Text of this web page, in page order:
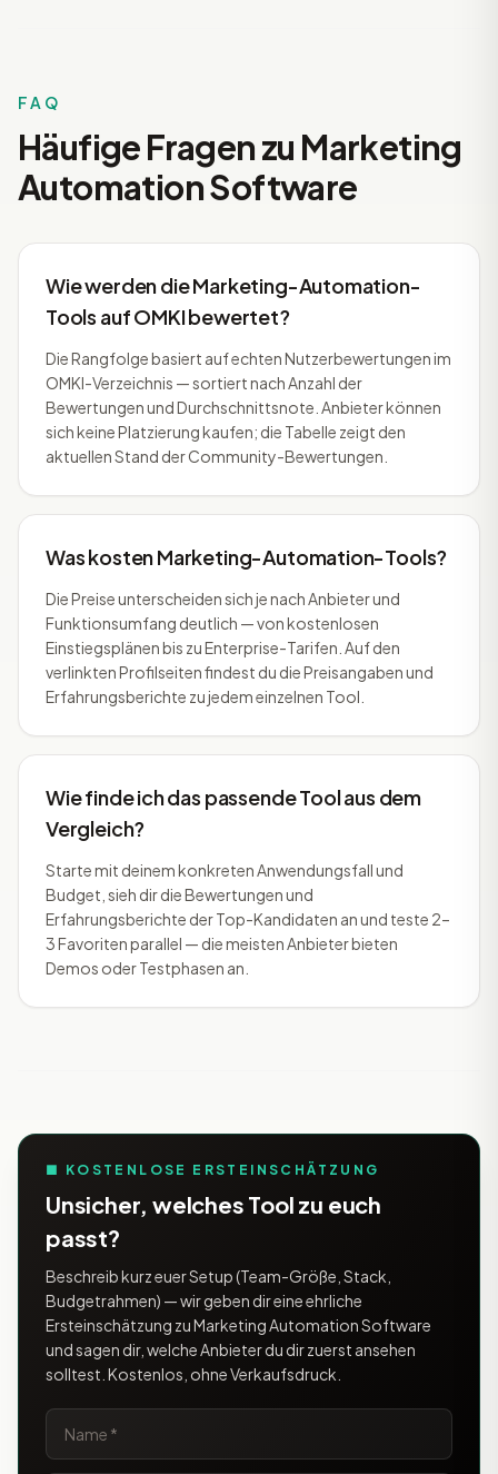
FAQ
Häufige Fragen zu Marketing
Automation Software
Wie werden die Marketing-Automation-
Tools auf OMKI bewertet?
Die Rangfolge basiert auf echten Nutzerbewertungen im
OMKI-Verzeichnis — sortiert nach Anzahl der
Bewertungen und Durchschnittsnote. Anbieter können
sich keine Platzierung kaufen; die Tabelle zeigt den
aktuellen Stand der Community-Bewertungen.
Was kosten Marketing-Automation-Tools?
Die Preise unterscheiden sich je nach Anbieter und
Funktionsumfang deutlich — von kostenlosen
Einstiegsplänen bis zu Enterprise-Tarifen. Auf den
verlinkten Profilseiten findest du die Preisangaben und
Erfahrungsberichte zu jedem einzelnen Tool.
Wie finde ich das passende Tool aus dem
Vergleich?
Starte mit deinem konkreten Anwendungsfall und
Budget, sieh dir die Bewertungen und
Erfahrungsberichte der Top-Kandidaten an und teste 2–
3 Favoriten parallel — die meisten Anbieter bieten
Demos oder Testphasen an.
■ KOSTENLOSE ERSTEINSCHÄTZUNG
Unsicher, welches Tool zu euch
passt?
Beschreib kurz euer Setup (Team-Größe, Stack,
Budgetrahmen) — wir geben dir eine ehrliche
Ersteinschätzung zu Marketing Automation Software
und sagen dir, welche Anbieter du dir zuerst ansehen
solltest. Kostenlos, ohne Verkaufsdruck.